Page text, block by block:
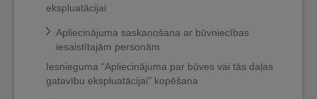
ekspluatācijai
Apliecinājuma saskaņošana ar būvniecības
iesaistītajām personām
Iesnieguma "Apliecinājuma par būves vai tās daļas
gatavību ekspluatācijai" kopēšana